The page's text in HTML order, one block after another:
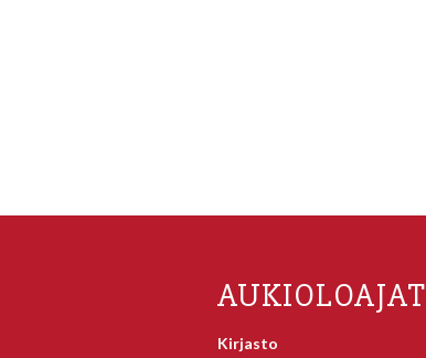
AUKIOLOAJAT
Kirjasto